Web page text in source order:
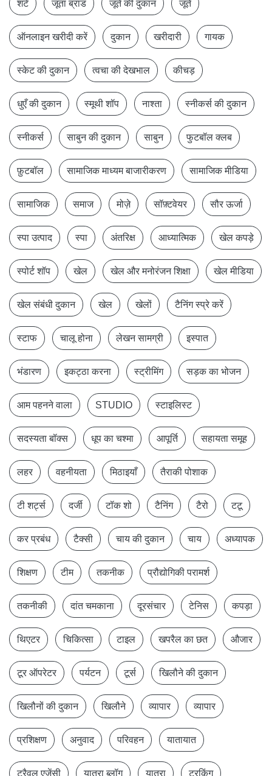
शर्ट जूता ब्रांड जूते की दुकान जूते
ऑनलाइन खरीदी करें दुकान खरीदारी गायक
स्केट की दुकान त्वचा की देखभाल कीचड़
धुएँ की दुकान स्मूथी शॉप नाश्ता स्नीकर्स की दुकान
स्नीकर्स साबुन की दुकान साबुन फुटबॉल क्लब
फ़ुटबॉल सामाजिक माध्यम बाजारीकरण सामाजिक मीडिया
सामाजिक समाज मोज़े सॉफ़्टवेयर सौर ऊर्जा
स्पा उत्पाद स्पा अंतरिक्ष आध्यात्मिक खेल कपड़े
स्पोर्ट शॉप खेल खेल और मनोरंजन शिक्षा खेल मीडिया
खेल संबंधी दुकान खेल खेलों टैनिंग स्प्रे करें
स्टाफ चालू होना लेखन सामग्री इस्पात
भंडारण इकट्ठा करना स्ट्रीमिंग सड़क का भोजन
आम पहनने वाला STUDIO स्टाइलिस्ट
सदस्यता बॉक्स धूप का चश्मा आपूर्ति सहायता समूह
लहर वहनीयता मिठाइयाँ तैराकी पोशाक
टी शर्ट्स दर्जी टॉक शो टैनिंग टैरो टटू
कर प्रबंध टैक्सी चाय की दुकान चाय अध्यापक
शिक्षण टीम तकनीक प्रौद्योगिकी परामर्श
तकनीकी दांत चमकाना दूरसंचार टेनिस कपड़ा
थिएटर चिकित्सा टाइल खपरैल का छत औजार
टूर ऑपरेटर पर्यटन टूर्स खिलौने की दुकान
खिलौनों की दुकान खिलौने व्यापार व्यापार
प्रशिक्षण अनुवाद परिवहन यातायात
ट्रैवल एजेंसी यात्रा ब्लॉग यात्रा ट्रकिंग